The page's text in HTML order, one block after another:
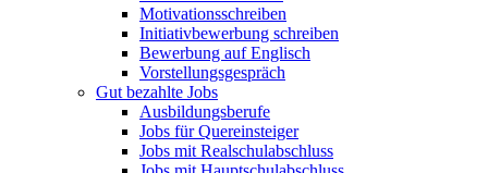
Motivationsschreiben
Initiativbewerbung schreiben
Bewerbung auf Englisch
Vorstellungsgespräch
Gut bezahlte Jobs
Ausbildungsberufe
Jobs für Quereinsteiger
Jobs mit Realschulabschluss